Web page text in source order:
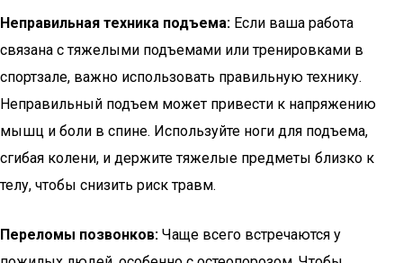
Неправильная техника подъема: Если ваша работа
связана с тяжелыми подъемами или тренировками в
спортзале, важно использовать правильную технику.
Неправильный подъем может привести к напряжению
мышц и боли в спине. Используйте ноги для подъема,
сгибая колени, и держите тяжелые предметы близко к
телу, чтобы снизить риск травм.
Переломы позвонков: Чаще всего встречаются у